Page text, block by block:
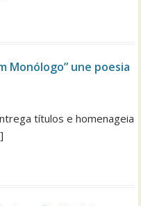
Monólogo” une poesia
títulos e homenageia